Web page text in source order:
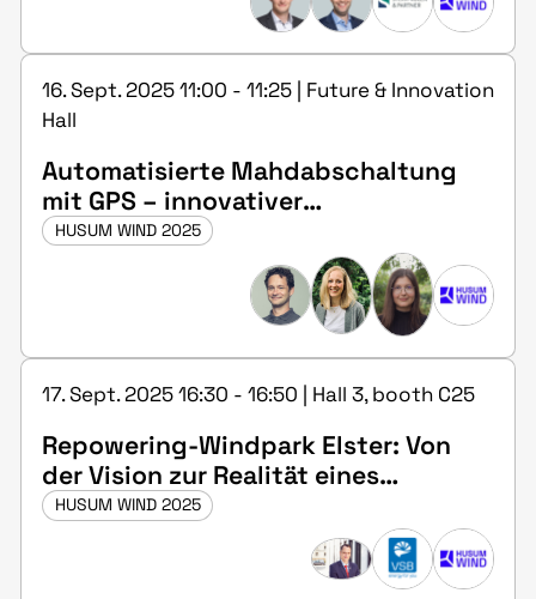
16. Sept. 2025 11:00 - 11:25 | Future & Innovation
Hall
Automatisierte Mahdabschaltung
mit GPS – innovativer
Greifvogelschutz im Großprojekt
HUSUM WIND 2025
17. Sept. 2025 16:30 - 16:50 | Hall 3, booth C25
Repowering-Windpark Elster: Von
der Vision zur Realität eines
europäischen Leuchtturmprojekts
HUSUM WIND 2025